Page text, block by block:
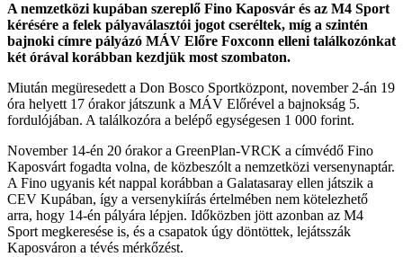
A nemzetközi kupában szereplő Fino Kaposvár és az M4 Sport
kérésére a felek pályaválasztói jogot cseréltek, míg a szintén
bajnoki címre pályázó MÁV Előre Foxconn elleni találkozónkat
két órával korábban kezdjük most szombaton.
Miután megüresedett a Don Bosco Sportközpont, november 2-án 19
óra helyett 17 órakor játszunk a MÁV Előrével a bajnokság 5.
fordulójában. A találkozóra a belépő egységesen 1 000 forint.
November 14-én 20 órakor a GreenPlan-VRCK a címvédő Fino
Kaposvárt fogadta volna, de közbeszólt a nemzetközi versenynaptár.
A Fino ugyanis két nappal korábban a Galatasaray ellen játszik a
CEV Kupában, így a versenykiírás értelmében nem kötelezhető
arra, hogy 14-én pályára lépjen. Időközben jött azonban az M4
Sport megkeresése is, és a csapatok úgy döntöttek, lejátsszák
Kaposváron a tévés mérkőzést.